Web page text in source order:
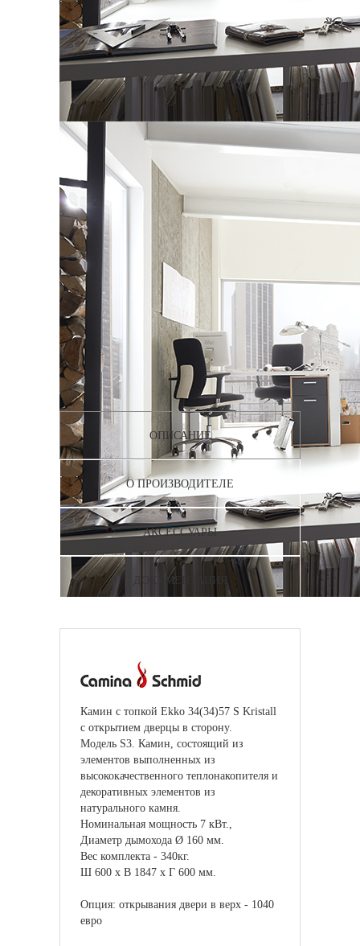
ОПИСАНИЕ
О ПРОИЗВОДИТЕЛЕ
АКСЕССУАРЫ
ДОКУМЕНТАЦИЯ
Камин c топкой Ekko 34(34)57 S Kristall
с открытием дверцы в сторону.
Модель S3. Камин, состоящий из
элементов выполненных из
высококачественного теплонакопителя и
декоративных элементов из
натурального камня.
Номинальная мощность 7 кВт.,
Диаметр дымохода Ø 160 мм.
Вес комплекта - 340кг.
Ш 600 x В 1847 x Г 600 мм.
Опция: открывания двери в верх - 1040
евро